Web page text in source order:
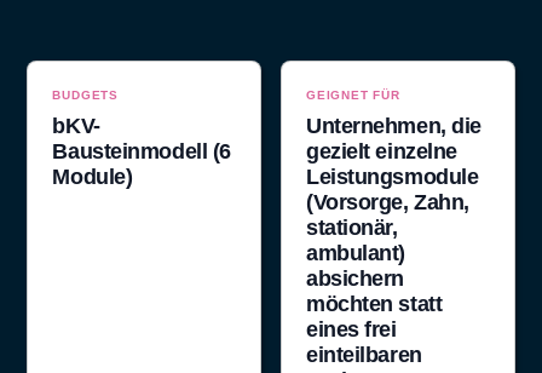
BUDGETS
bKV-
Bausteinmodell (6
Module)
GEIGNET FÜR
Unternehmen, die
gezielt einzelne
Leistungsmodule
(Vorsorge, Zahn,
stationär,
ambulant)
absichern
möchten statt
eines frei
einteilbaren